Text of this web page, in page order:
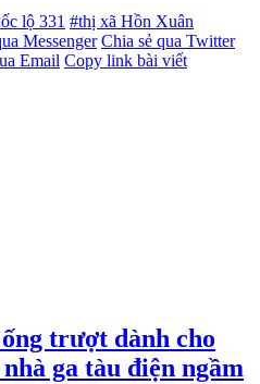
lộ 331 #thị xã Hồn Xuân
Messenger Chia sẻ qua Twitter
Email Copy link bài viết
trượt dành cho
ga tàu điện ngầm